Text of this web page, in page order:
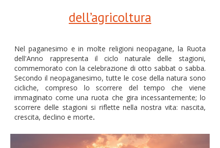
dell’agricoltura
Nel paganesimo e in molte religioni neopagane, la Ruota
dell'Anno rappresenta il ciclo naturale delle stagioni,
commemorato con la celebrazione di otto sabbat o sabba.
Secondo il neopaganesimo, tutte le cose della natura sono
cicliche, compreso lo scorrere del tempo che viene
immaginato come una ruota che gira incessantemente; lo
scorrere delle stagioni si riflette nella nostra vita: nascita,
crescita, declino e morte.